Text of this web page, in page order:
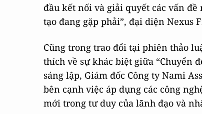
đầu kết nối và giải quyết các vấn
tạo đang gặp phải”, đại diện Nexus
Cũng trong trao đổi tại phiên thảo
thích về sự khác biệt giữa “Chuyển
sáng lập, Giám đốc Công ty Nami
bên cạnh việc áp dụng các công
mới trong tư duy của lãnh đạo và